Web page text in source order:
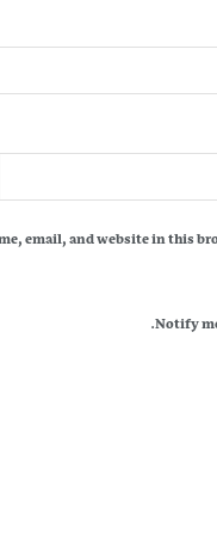
email, and website in this
Notify